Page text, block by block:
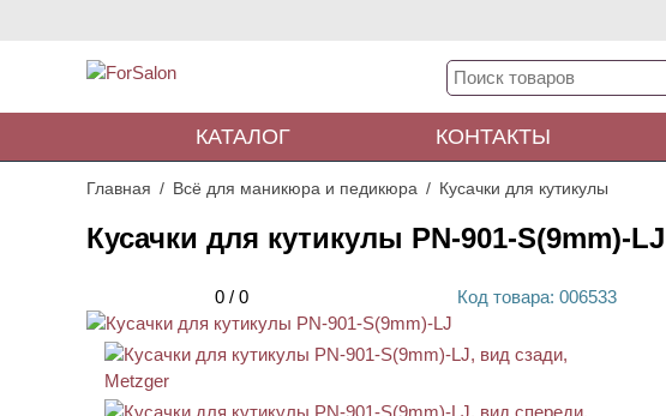
КАТАЛОГ КОНТАКТЫ
Главная Всё для маникюра и педикюра Кусачки для кутикулы
Кусачки для кутикулы PN-901-S(9mm)-LJ
0 / 0 Код товара: 006533